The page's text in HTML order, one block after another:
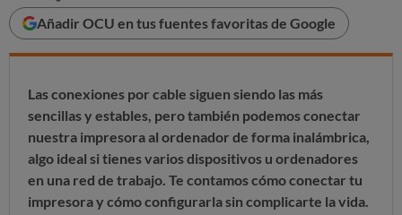
Añadir OCU en tus fuentes favoritas de Google
Las conexiones por cable siguen siendo las más
sencillas y estables, pero también podemos conectar
nuestra impresora al ordenador de forma inalámbrica,
algo ideal si tienes varios dispositivos u ordenadores
en una red de trabajo. Te contamos cómo conectar tu
impresora y cómo configurarla sin complicarte la vida.